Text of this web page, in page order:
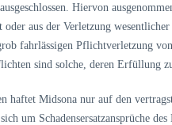
Hiervon
oder aus der Verletzung
fahrlässigen Pflichtverletzung
sind solche, deren Erfüllung
Midsona nur auf den
um Schadensersatzansprüche